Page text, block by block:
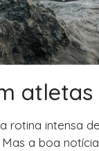
intensa
a boa